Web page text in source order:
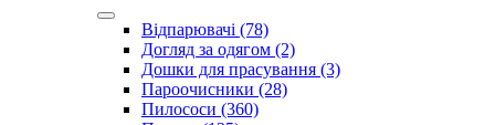
Відпарювачі (78)
Догляд за одягом (2)
Дошки для прасування (3)
Пароочисники (28)
Пилососи (360)